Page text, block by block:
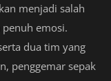
menjadi salah
emosi.
dua tim yang
penggemar sepak